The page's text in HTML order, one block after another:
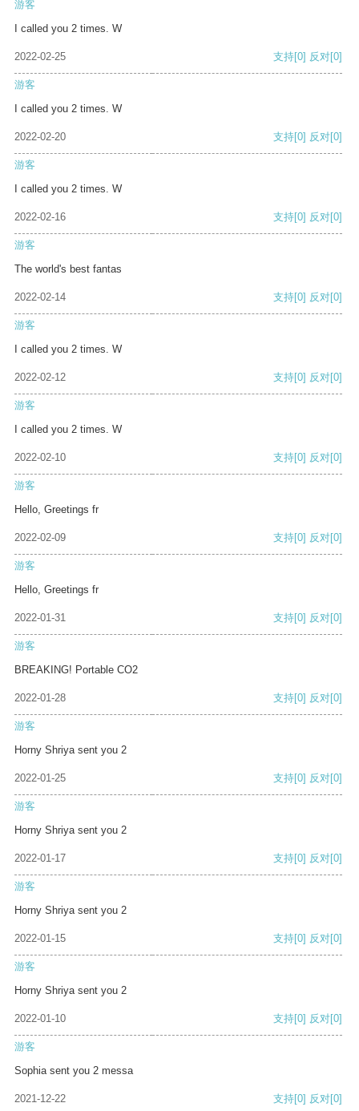
游客
I called you 2 times. W
2022-02-25 支持[0] 反对[0]
游客
I called you 2 times. W
2022-02-20 支持[0] 反对[0]
游客
I called you 2 times. W
2022-02-16 支持[0] 反对[0]
游客
The world's best fantas
2022-02-14 支持[0] 反对[0]
游客
I called you 2 times. W
2022-02-12 支持[0] 反对[0]
游客
I called you 2 times. W
2022-02-10 支持[0] 反对[0]
游客
Hello, Greetings fr
2022-02-09 支持[0] 反对[0]
游客
Hello, Greetings fr
2022-01-31 支持[0] 反对[0]
游客
BREAKING! Portable CO2
2022-01-28 支持[0] 反对[0]
游客
Horny Shriya sent you 2
2022-01-25 支持[0] 反对[0]
游客
Horny Shriya sent you 2
2022-01-17 支持[0] 反对[0]
游客
Horny Shriya sent you 2
2022-01-15 支持[0] 反对[0]
游客
Horny Shriya sent you 2
2022-01-10 支持[0] 反对[0]
游客
Sophia sent you 2 messa
2021-12-22 支持[0] 反对[0]